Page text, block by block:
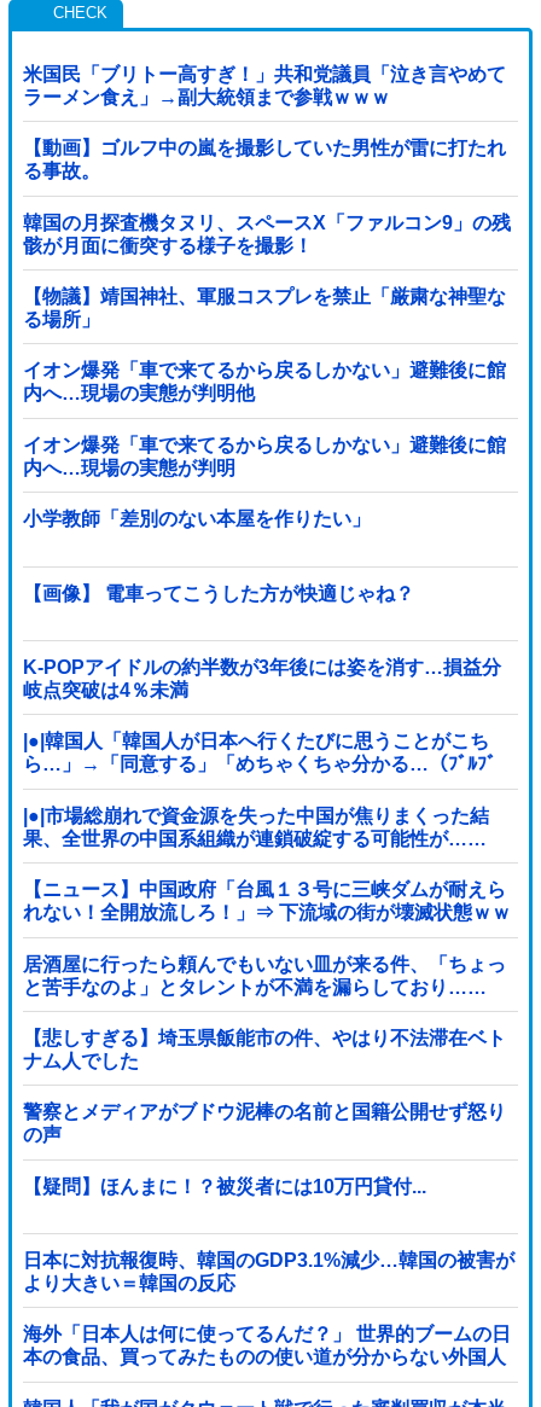
米国民「ブリトー高すぎ！」共和党議員「泣き言やめて
ラーメン食え」→副大統領まで参戦ｗｗｗ
【動画】ゴルフ中の嵐を撮影していた男性が雷に打たれ
る事故。
韓国の月探査機タヌリ、スペースX「ファルコン9」の残
骸が月面に衝突する様子を撮影！
【物議】靖国神社、軍服コスプレを禁止「厳粛な神聖な
る場所」
イオン爆発「車で来てるから戻るしかない」避難後に館
内へ…現場の実態が判明他
イオン爆発「車で来てるから戻るしかない」避難後に館
内へ…現場の実態が判明
小学教師「差別のない本屋を作りたい」
【画像】 電車ってこうした方が快適じゃね？
K-POPアイドルの約半数が3年後には姿を消す…損益分
岐点突破は4％未満
|●|韓国人「韓国人が日本へ行くたびに思うことがこち
ら…」→「同意する」「めちゃくちゃ分かる…（ﾌﾞﾙﾌﾞ
ﾙ」＝韓国の反応
|●|市場総崩れで資金源を失った中国が焦りまくった結
果、全世界の中国系組織が連鎖破綻する可能性が……
【ニュース】中国政府「台風１３号に三峡ダムが耐えら
れない！全開放流しろ！」⇒ 下流域の街が壊滅状態ｗｗ
ｗｗｗ
居酒屋に行ったら頼んでもいない皿が来る件、「ちょっ
と苦手なのよ」とタレントが不満を漏らしており……
【悲しすぎる】埼玉県飯能市の件、やはり不法滞在ベト
ナム人でした
警察とメディアがブドウ泥棒の名前と国籍公開せず怒り
の声
【疑問】ほんまに！？被災者には10万円貸付...
日本に対抗報復時、韓国のGDP3.1%減少…韓国の被害が
より大きい＝韓国の反応
海外「日本人は何に使ってるんだ？」 世界的ブームの日
本の食品、買ってみたものの使い道が分からない外国人
が続出